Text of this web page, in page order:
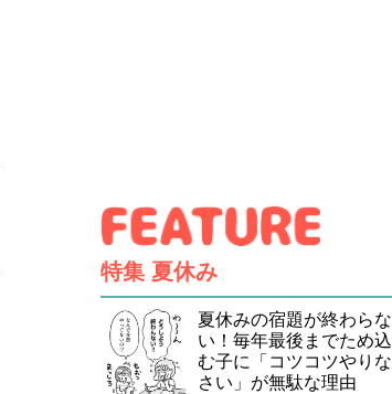
特集 夏休み
夏休みの宿題が終わらな
い！毎年最後までため込
む子に「コツコツやりな
さい」が無駄な理由